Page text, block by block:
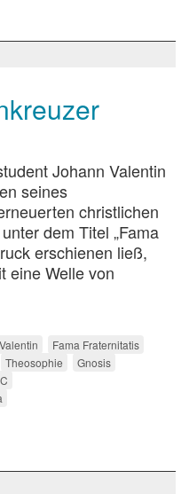
Johann Valentin
seines
christlichen
dem Titel „Fama
erschienen ließ,
eine Welle von
Fama Fraternitatis
Theosophie
Gnosis